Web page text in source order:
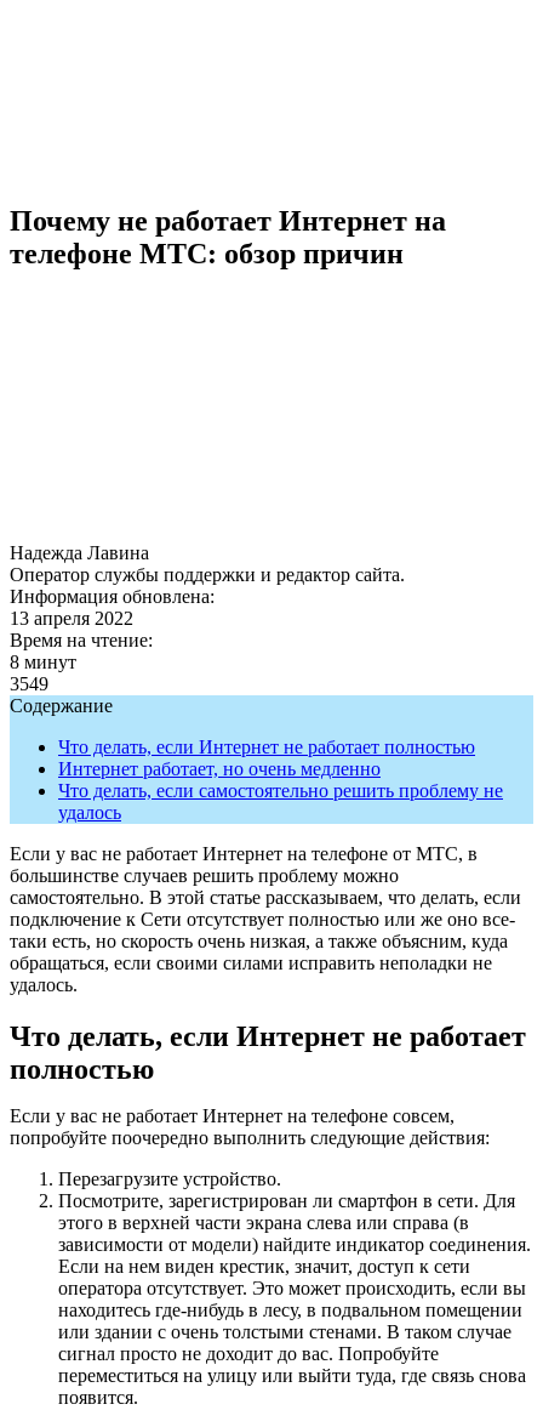
Почему не работает Интернет на
телефоне МТС: обзор причин
Надежда Лавина
Оператор службы поддержки и редактор сайта.
Информация обновлена:
13 апреля 2022
Время на чтение:
8 минут
3549
Содержание
Что делать, если Интернет не работает полностью
Интернет работает, но очень медленно
Что делать, если самостоятельно решить проблему не
удалось
Если у вас не работает Интернет на телефоне от МТС, в
большинстве случаев решить проблему можно
самостоятельно. В этой статье рассказываем, что делать, если
подключение к Сети отсутствует полностью или же оно все-
таки есть, но скорость очень низкая, а также объясним, куда
обращаться, если своими силами исправить неполадки не
удалось.
Что делать, если Интернет не работает
полностью
Если у вас не работает Интернет на телефоне совсем,
попробуйте поочередно выполнить следующие действия:
Перезагрузите устройство.
Посмотрите, зарегистрирован ли смартфон в сети. Для
этого в верхней части экрана слева или справа (в
зависимости от модели) найдите индикатор соединения.
Если на нем виден крестик, значит, доступ к сети
оператора отсутствует. Это может происходить, если вы
находитесь где-нибудь в лесу, в подвальном помещении
или здании с очень толстыми стенами. В таком случае
сигнал просто не доходит до вас. Попробуйте
переместиться на улицу или выйти туда, где связь снова
появится.